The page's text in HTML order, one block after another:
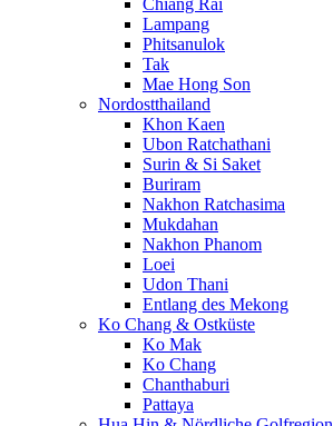
Chiang Rai
Lampang
Phitsanulok
Tak
Mae Hong Son
Nordostthailand
Khon Kaen
Ubon Ratchathani
Surin & Si Saket
Buriram
Nakhon Ratchasima
Mukdahan
Nakhon Phanom
Loei
Udon Thani
Entlang des Mekong
Ko Chang & Ostküste
Ko Mak
Ko Chang
Chanthaburi
Pattaya